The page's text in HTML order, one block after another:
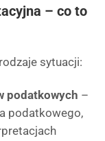
– co to
sytuacji:
podatkowych –
podatkowego,